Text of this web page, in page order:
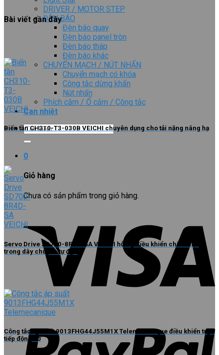
DRIVER / MOTOR STEP
ĐÈN BÁO
Đèn báo quay
Đèn báo panel tròn
Đèn báo tháp
Đèn báo khác
CHUYỂN MẠCH / NÚT NHẤN
Chuyển mạch có khóa
Công tắc dừng khẩn
Nút nhấn
Phích cắm / Ổ cắm / Công tắc
Can nhiệt
Tìm
kiếm:
0
Giỏ hàng
Chưa có sản phẩm trong giỏ hàng.
Bài viết gần đây
Biến tần CH310-T3-030B VEICHI chuyên dụng cho tải nặng nâng hạ
Servo Drive SD700-8R4D-SA VEICHI hỗ trợ điều khiển chính xác
trong dây chuyền tự động
Công tắc áp suất 9013FHG44J55M1X Telemecanique điều khiển trực
tiếp động cơ